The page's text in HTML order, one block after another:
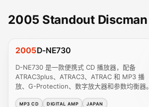
2005 Standout Discman
2005D-NE730
D-NE730 是一款便携式 CD 播放器，配备
ATRAC3plus、ATRAC3、ATRAC 和 MP3 播
放、G-Protection、数字放大器和参数均衡器。
MP3 CD DIGITAL AMP JAPAN